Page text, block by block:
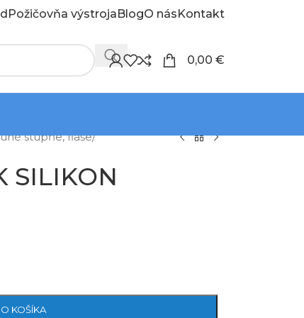
Požičovňa výstrojaBlogO násKontakt
0,00 €
stupňe, fľaše/
SILIKON
KOŠÍKA